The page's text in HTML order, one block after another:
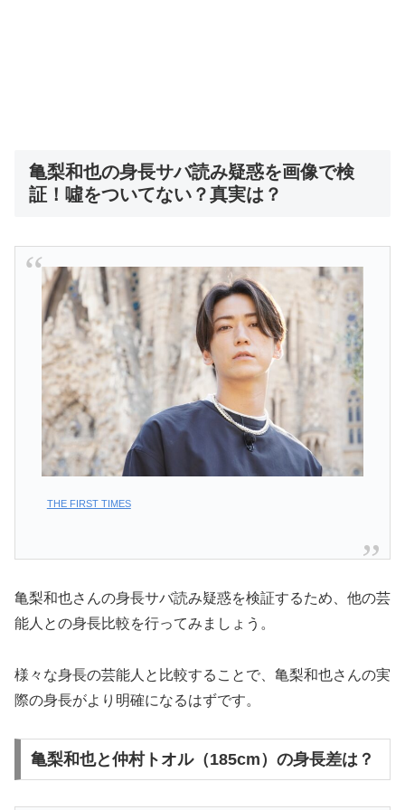
亀梨和也の身長サバ読み疑惑を画像で検
証！噓をついてない？真実は？
THE FIRST TIMES
亀梨和也さんの身長サバ読み疑惑を検証するため、他の芸
能人との身長比較を行ってみましょう。
様々な身長の芸能人と比較することで、亀梨和也さんの実
際の身長がより明確になるはずです。
亀梨和也と仲村トオル（185cm）の身長差は？